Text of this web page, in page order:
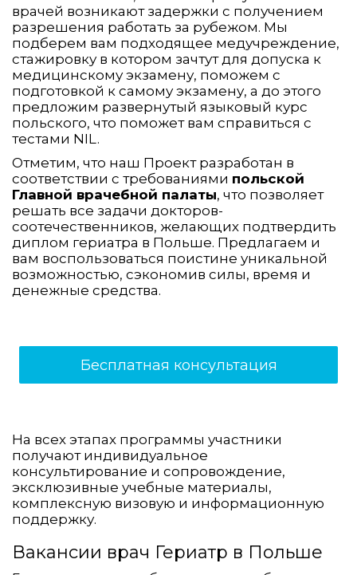
врачей возникают задержки с получением
разрешения работать за рубежом. Мы
подберем вам подходящее медучреждение,
стажировку в котором зачтут для допуска к
медицинскому экзамену, поможем с
подготовкой к самому экзамену, а до этого
предложим развернутый языковый курс
польского, что поможет вам справиться с
тестами NIL.
Отметим, что наш Проект разработан в
соответствии с требованиями польской
Главной врачебной палаты, что позволяет
решать все задачи докторов-
соотечественников, желающих подтвердить
диплом гериатра в Польше. Предлагаем и
вам воспользоваться поистине уникальной
возможностью, сэкономив силы, время и
денежные средства.
Бесплатная консультация
На всех этапах программы участники
получают индивидуальное
консультирование и сопровождение,
эксклюзивные учебные материалы,
комплексную визовую и информационную
поддержку.
Вакансии врач Гериатр в Польше